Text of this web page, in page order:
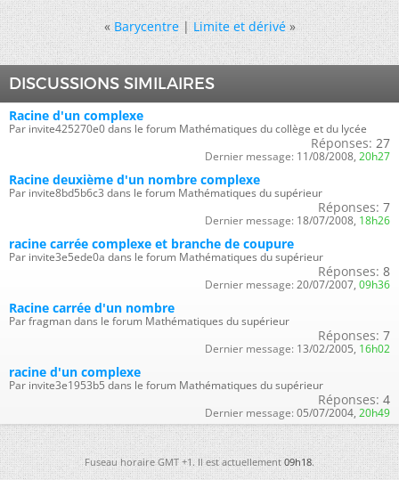
« Barycentre|Limite et dérivé »
DISCUSSIONS SIMILAIRES
Racine d'un complexe
Par invite425270e0 dans le forum Mathématiques du collège et du lycée
Réponses: 27
Dernier message: 11/08/2008, 20h27
Racine deuxième d'un nombre complexe
Par invite8bd5b6c3 dans le forum Mathématiques du supérieur
Réponses: 7
Dernier message: 18/07/2008, 18h26
racine carrée complexe et branche de coupure
Par invite3e5ede0a dans le forum Mathématiques du supérieur
Réponses: 8
Dernier message: 20/07/2007, 09h36
Racine carrée d'un nombre
Par fragman dans le forum Mathématiques du supérieur
Réponses: 7
Dernier message: 13/02/2005, 16h02
racine d'un complexe
Par invite3e1953b5 dans le forum Mathématiques du supérieur
Réponses: 4
Dernier message: 05/07/2004, 20h49
Fuseau horaire GMT +1. Il est actuellement09h18.